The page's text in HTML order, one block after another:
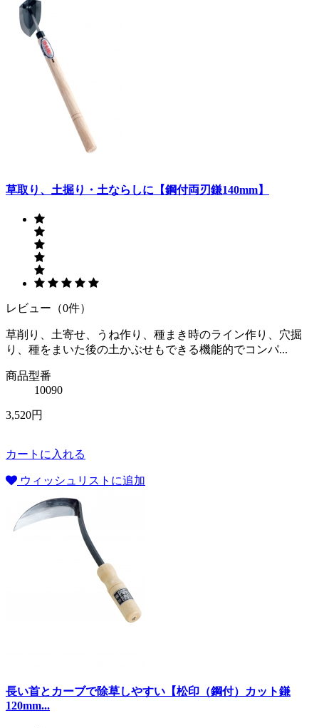
草取り、土掘り・土ならしに【鋼付両刃鎌140mm】
レビュー（0件）
草削り、土寄せ、うね作り、種まき時のライン作り、穴掘
り、種をまいた後の土かぶせもできる機能的でコンパ...
商品型番
10090
3,520円
カートに入れる
ウィッシュリストに追加
長い首とカーブで除草しやすい【松印（鋼付）カット鎌
120mm...